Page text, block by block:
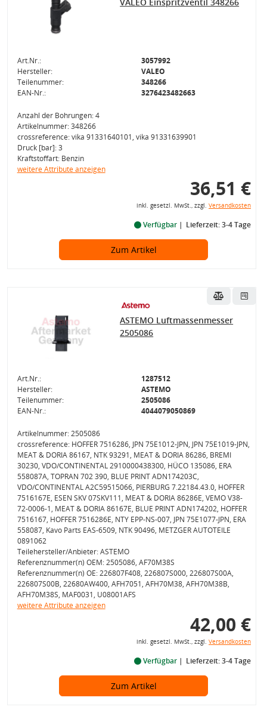
Art.Nr.:
3057992
Hersteller:
VALEO
Teilenummer:
348266
EAN-Nr.:
3276423482663
Anzahl der Bohrungen: 4
Artikelnummer: 348266
crossreference: vika 91331640101, vika 91331639901
Druck [bar]: 3
Kraftstoffart: Benzin
weitere Attribute anzeigen
36,51 €
inkl. gesetzl. MwSt., zzgl. Versandkosten
Verfügbar Lieferzeit: 3-4 Tage
Zum Artikel
ASTEMO Luftmassenmesser
2505086
Art.Nr.:
1287512
Hersteller:
ASTEMO
Teilenummer:
2505086
EAN-Nr.:
4044079050869
Artikelnummer: 2505086
crossreference: HOFFER 7516286, JPN 75E1012-JPN, JPN 75E1019-JPN,
MEAT & DORIA 86167, NTK 93291, MEAT & DORIA 86286, BREMI
30230, VDO/CONTINENTAL 2910000438300, HÜCO 135086, ERA
558087A, TOPRAN 702 390, BLUE PRINT ADN174203C,
VDO/CONTINENTAL A2C59515066, PIERBURG 7.22184.43.0, HOFFER
7516167E, ESEN SKV 07SKV111, MEAT & DORIA 86286E, VEMO V38-
72-0006-1, MEAT & DORIA 86167E, BLUE PRINT ADN174202, HOFFER
7516167, HOFFER 7516286E, NTY EPP-NS-007, JPN 75E1077-JPN, ERA
558087, Kavo Parts EAS-6509, NTK 90496, METZGER AUTOTEILE
0891062
Teilehersteller/Anbieter: ASTEMO
Referenznummer(n) OEM: 2505086, AF70M38S
Referenznummer(n) OE: 226807F408, 226807S000, 226807S00A,
226807S00B, 22680AW400, AFH7051, AFH70M38, AFH70M38B,
AFH70M38S, MAF0031, U08001AFS
weitere Attribute anzeigen
42,00 €
inkl. gesetzl. MwSt., zzgl. Versandkosten
Verfügbar Lieferzeit: 3-4 Tage
Zum Artikel